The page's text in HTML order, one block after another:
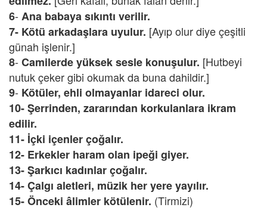
6- Ana babaya sıkıntı verilir.
7- Kötü arkadaşlara uyulur. [Ayıp olur diye çeşitli
günah işlenir.]
8- Camilerde yüksek sesle konuşulur. [Hutbeyi
nutuk çeker gibi okumak da buna dahildir.]
9- Kötüler, ehli olmayanlar idareci olur.
10- Şerrinden, zararından korkulanlara ikram
edilir.
11- İçki içenler çoğalır.
12- Erkekler haram olan ipeği giyer.
13- Şarkıcı kadınlar çoğalır.
14- Çalgı aletleri, müzik her yere yayılır.
15- Önceki âlimler kötülenir. (Tirmizi)